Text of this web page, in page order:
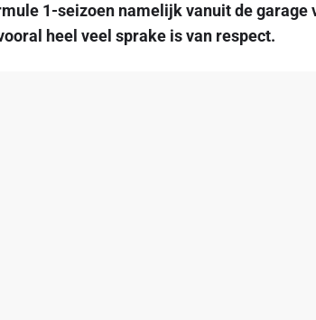
1-seizoen namelijk vanuit de garage
heel veel sprake is van respect.